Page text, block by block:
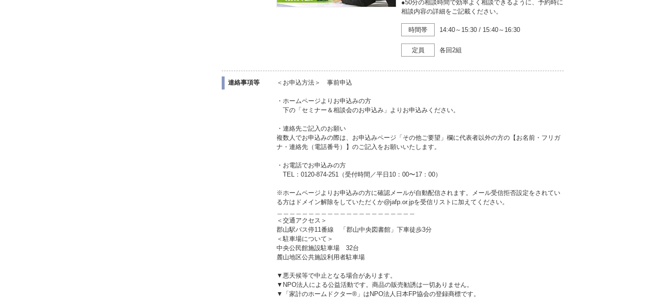
●50分の相談時間で効率よく相談できるように、予約時に
相談内容の詳細をご記載ください。
時間帯 14:40～15:30 / 15:40～16:30
定員 各回2組
連絡事項等 ＜お申込方法＞ 事前申込
・ホームページよりお申込みの方
下の「セミナー＆相談会のお申込み」よりお申込みください。
・連絡先ご記入のお願い
複数人でお申込みの際は、お申込みページ「その他ご要望」欄に代表者以外の方の【お名前・フリガ
ナ・連絡先（電話番号）】のご記入をお願いいたします。
・お電話でお申込みの方
TEL：0120-874-251（受付時間／平日10：00〜17：00）
※ホームページよりお申込みの方に確認メールが自動配信されます。メール受信拒否設定をされてい
る方はドメイン解除をしていただくか@jafp.or.jpを受信リストに加えてください。
＜交通アクセス＞
郡山駅バス停11番線 「郡山中央図書館」下車徒歩3分
＜駐車場について＞
中央公民館施設駐車場 32台
麓山地区公共施設利用者駐車場
▼悪天候等で中止となる場合があります。
▼NPO法人による公益活動です。商品の販売勧誘は一切ありません。
▼「家計のホームドクター®」はNPO法人日本FP協会の登録商標です。